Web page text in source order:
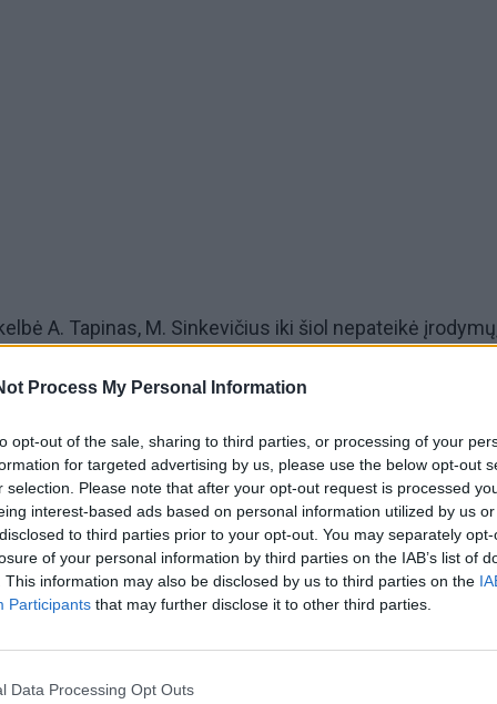
Process My Personal Information
opt-out of the sale, sharing to third parties, or processing of your
for targeted advertising by us, please use the below opt-out
selection. Please note that after your opt-out request is processed
interest-based ads based on personal information utilized by us
to third parties prior to your opt-out. You may separately
of your personal information by third parties on the IAB’s list of
This information may also be disclosed by us to third parties on the
Participants that may further disclose it to other third parties.
Data Processing Opt Outs
A. Tapinas, M. Sinkevičius iki šiol nepateikė
savo teisines išlaidas, šiandien parašiau pareiškimą
šias aplinkybes dėl galimos nusikalstamos veiklos
ikiteisminį tyrimą“, – nurodė A. Tapinas.
tyrimą, įvertinus socdemų lyderio turimas